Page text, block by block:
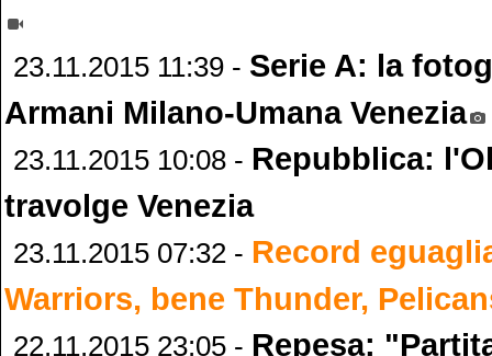
23.11.2015 11:39 - Serie A: la
Armani Milano-Umana Venezia
23.11.2015 10:08 - Repubblica:
travolge Venezia
23.11.2015 07:32 - Record
Warriors, bene Thunder,
22.11.2015 23:05 - Repesa: